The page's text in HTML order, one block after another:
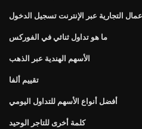
التجارية عبر الإنترنت تسجيل الدخول
ما هو تداول ثنائي في الفوركس
الأسهم الهندية عبر الذهب
تقييم ألفا
أفضل أنواع الأسهم للتداول اليومي
كلمة أخرى للتاجر الوحيد